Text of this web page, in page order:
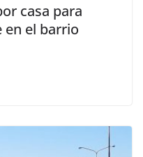
casa para
en el barrio